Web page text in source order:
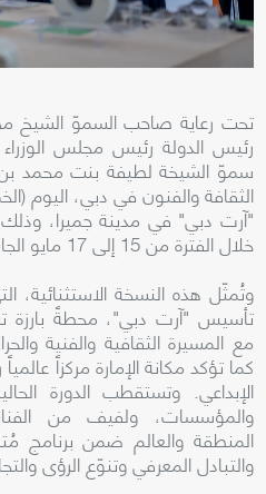
تحت رعاية صاحب السموّ الشيخ
رئيس الدولة رئيس مجلس
سموّ الشيخة لطيفة بنت محمد
"آرت دبي" في مدينة جميرا، وذلك
خلال الفترة من 15 إلى 17 مايو الجاري.
وتُمثّل هذه النسخة الاستثنائية،
تأسيس "آرت دبي"، محطةً بارزة
مع المسيرة الثقافية والفنية
كما تؤكد مكانة الإمارة مركزاً
الإبداعي. وتستقطب الدورة
والمؤسسات، ولفيف من
المنطقة والعالم ضمن برنامج
والتبادل المعرفي وتنوّع الرؤى